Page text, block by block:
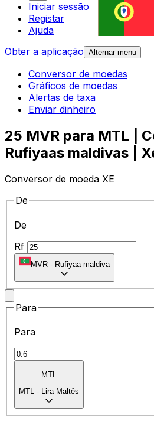
Iniciar sessão
Registar
Ajuda
Obter a aplicação Alternar menu
Conversor de moedas
Gráficos de moedas
Alertas de taxa
Enviar dinheiro
25 MVR para MTL |
Rufiyaas maldivas |
Conversor de moeda XE
De
De
Rf
MVR - Rufiyaa maldiva
Para
Para
MTL
MTL - Lira Maltês